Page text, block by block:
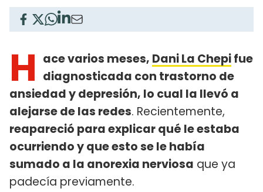
H ace varios meses, Dani La Chepifue
diagnosticada con trastorno de
ansiedad y depresión, lo cual la llevó a
alejarse de las redes. Recientemente,
reapareció para explicar qué le estaba
ocurriendo y que esto se le había
sumado a la anorexia nerviosa que ya
padecía previamente.